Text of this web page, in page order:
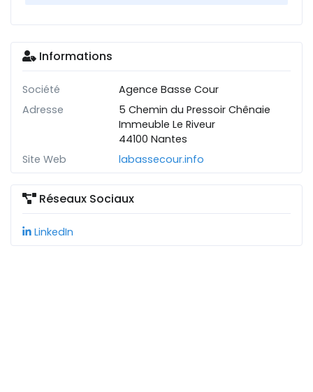
Informations
Société
Agence Basse Cour
Adresse
5 Chemin du Pressoir Chênaie
Immeuble Le Riveur
44100 Nantes
Site Web
labassecour.info
Réseaux Sociaux
LinkedIn